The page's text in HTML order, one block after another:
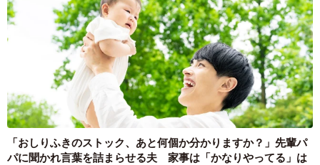
「おしりふきのストック、あと何個か分かりますか？」先輩パ
パに聞かれ言葉を詰まらせる夫 家事は「かなりやってる」は